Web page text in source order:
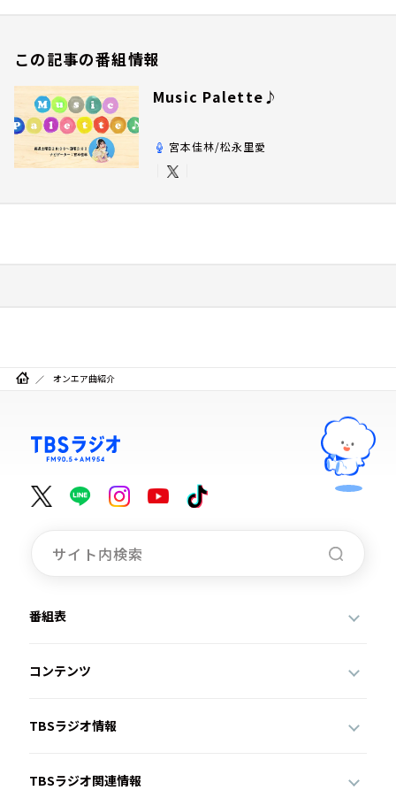
この記事の番組情報
Music Palette♪
宮本佳林/松永里愛
オンエア曲紹介
番組表
コンテンツ
TBSラジオ情報
TBSラジオ関連情報